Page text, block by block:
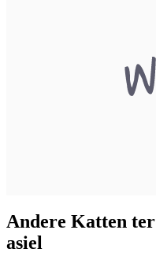
Andere Katten
asiel